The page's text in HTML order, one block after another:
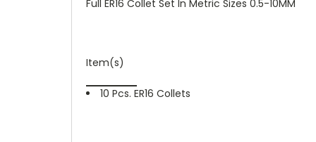
Full ER16 Collet Set In Metric Sizes 0.5-10MM
Item(s)
10 Pcs. ER16 Collets